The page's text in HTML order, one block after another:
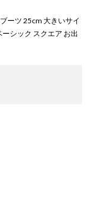
ーツ 25cm 大きいサイ
シック スクエア お出